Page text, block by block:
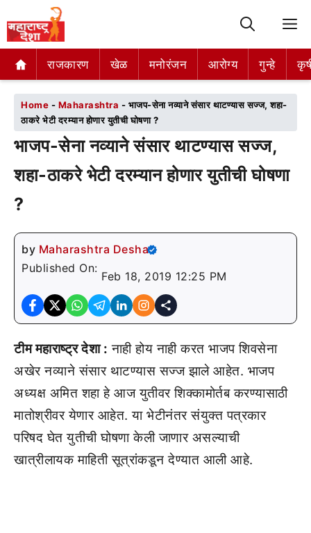
राजकारण खेळ मनोरंजन आरोग्य गुन्हे
राजकारण खेळ मनोरंजन आरोग्य गुन्हे
Home - Maharashtra - भाजप-सेना नव्याने संसार थाटण्यास सज्ज, शहा-
ठाकरे भेटी दरम्यान होणार युतीची घोषणा ?
भाजप-सेना नव्याने संसार थाटण्यास सज्ज,
शहा-ठाकरे भेटी दरम्यान होणार युतीची घोषणा
?
by Maharashtra Desha
Published On:
Feb 18, 2019 12:25 PM
टीम महाराष्ट्र देशा : नाही होय नाही करत भाजप शिवसेना
अखेर नव्याने संसार थाटण्यास सज्ज झाले आहेत. भाजप
अध्यक्ष अमित शहा हे आज युतीवर शिक्कामोर्तब करण्यासाठी
मातोश्रीवर येणार आहेत. या भेटीनंतर संयुक्त पत्रकार
परिषद घेत युतीची घोषणा केली जाणार असल्याची
खात्रीलायक माहिती सूत्रांकडून देण्यात आली आहे.